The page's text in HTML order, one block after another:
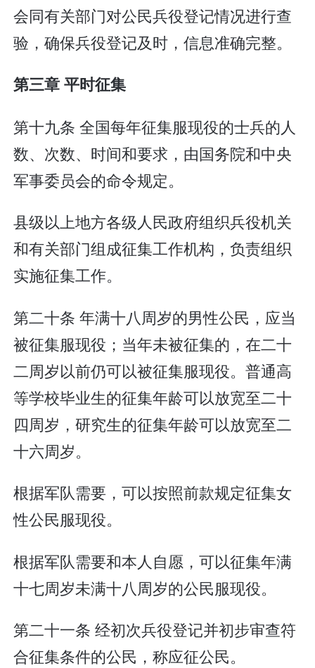
会同有关部门对公民兵役登记情况进行查
验，确保兵役登记及时，信息准确完整。
第三章 平时征集
第十九条 全国每年征集服现役的士兵的人
数、次数、时间和要求，由国务院和中央
军事委员会的命令规定。
县级以上地方各级人民政府组织兵役机关
和有关部门组成征集工作机构，负责组织
实施征集工作。
第二十条 年满十八周岁的男性公民，应当
被征集服现役；当年未被征集的，在二十
二周岁以前仍可以被征集服现役。普通高
等学校毕业生的征集年龄可以放宽至二十
四周岁，研究生的征集年龄可以放宽至二
十六周岁。
根据军队需要，可以按照前款规定征集女
性公民服现役。
根据军队需要和本人自愿，可以征集年满
十七周岁未满十八周岁的公民服现役。
第二十一条 经初次兵役登记并初步审查符
合征集条件的公民，称应征公民。